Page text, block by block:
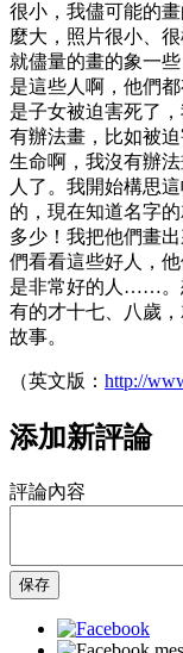
很小，我儘可能的
麼大，照片很小、
就儘量的畫的象一
是這些人啊，他們
是子女被迫害死了
有辦法畫，比如被
生命啊，我沒有辦
人了。我開始構思
的，現在知道名字
多少！我把他們畫
們看看這些好人，
是非常好的人……。
有的才十七、八歲
故事。
（英文版： http://
添加新評論
評論內容
保存